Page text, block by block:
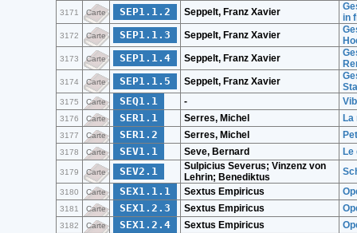
3171 Carte SEP1.1.2 Seppelt, Franz Xavier
in
3172 Carte SEP1.1.3 Seppelt, Franz Xavier
3173 Carte SEP1.1.4 Seppelt, Franz Xavier
3174 Carte SEP1.1.5 Seppelt, Franz Xavier
3175 Carte SEQ1.1 -
3176 Carte SER1.1 Serres, Michel
3177 Carte SER1.2 Serres, Michel
3178 Carte SEV1.1 Seve, Bernard
3179 Carte SEV2.1
Sulpicius Severus; Vinzenz von
Lehrin; Benediktus
3180 Carte SEX1.1.1 Sextus Empiricus
3181 Carte SEX1.2.3 Sextus Empiricus
3182 Carte SEX1.2.4 Sextus Empiricus